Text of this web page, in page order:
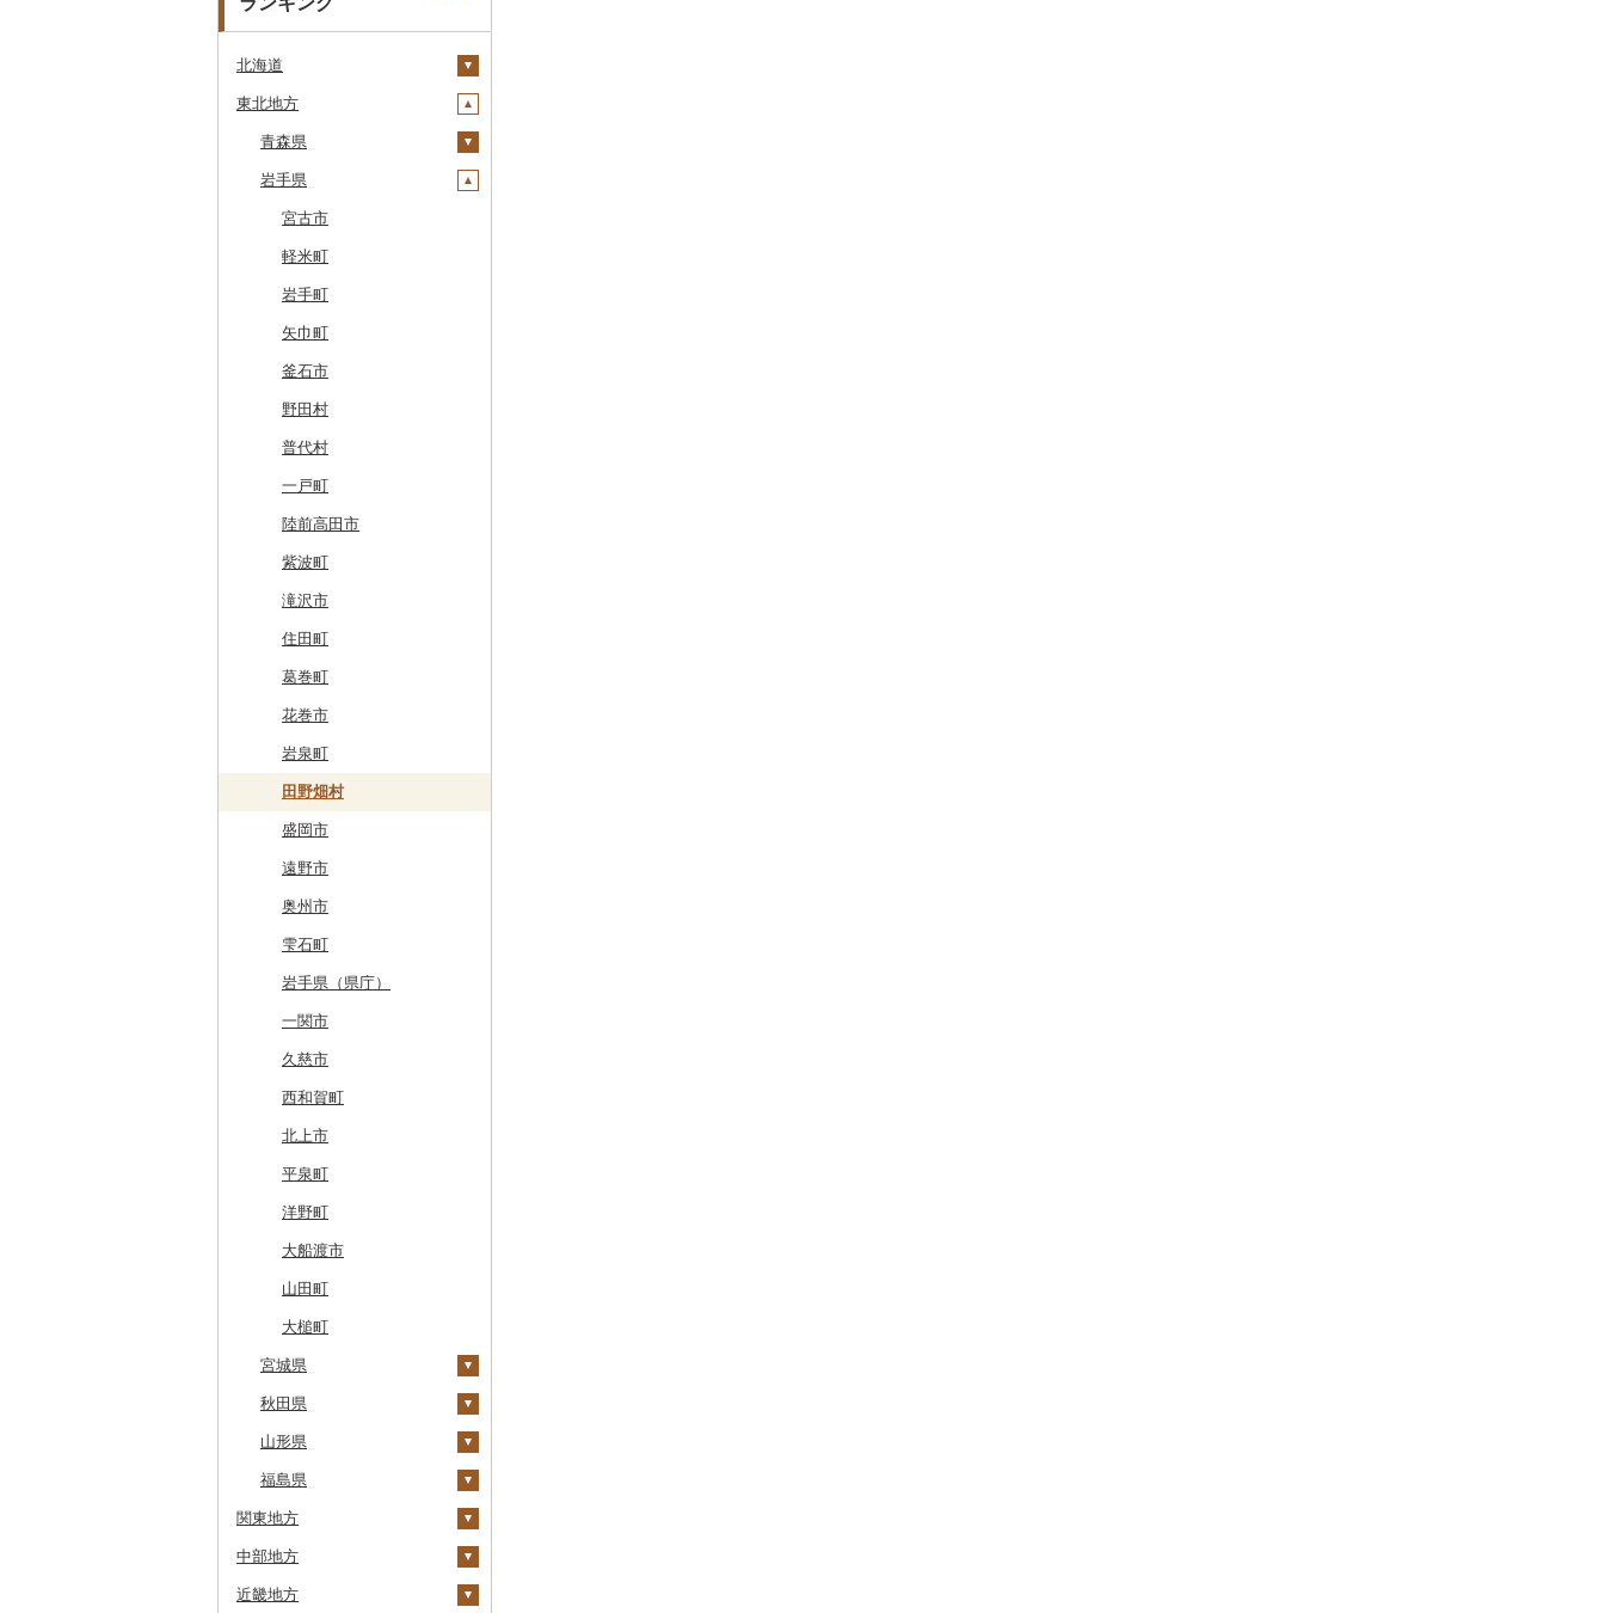
北海道
安平町
八雲町
鹿部町
江差町
白老町
せたな町
旭川市
森町
稚内市
標津町
清里町
北斗市
留萌市
白糠町
釧路町
名寄市
美唄市
厚岸町
南富良野町
上富良野町
和寒町
紋別市
乙部町
根室市
三笠市
東川町
厚真町
奥尻町
網走市
浦河町
広尾町
中札内村
滝川市
比布町
鶴居村
釧路市
苫前町
当別町
占冠村
上士幌町
東北地方
青森県
十和田市
大鰐町
南部町
五戸町
藤崎町
六ヶ所村
東北町
三戸町
東通村
黒石市
おいらせ町
鶴田町
階上町
深浦町
青森市
田子町
新郷村
横浜町
野辺地町
佐井村
六戸町
五所川原市
平川市
蓬田村
中泊町
外ヶ浜町
つがる市
弘前市
鰺ヶ沢町
むつ市
田舎館村
青森県（県庁）
三沢市
西目屋村
岩手県
宮古市
軽米町
岩手町
矢巾町
釜石市
野田村
普代村
一戸町
陸前高田市
紫波町
滝沢市
住田町
葛巻町
花巻市
岩泉町
田野畑村
盛岡市
遠野市
奥州市
雫石町
岩手県（県庁）
一関市
久慈市
西和賀町
北上市
平泉町
洋野町
大船渡市
山田町
大槌町
宮城県
柴田町
色麻町
丸森町
大衡村
加美町
利府町
秋田県
大潟村
横手市
能代市
小坂町
仙北市
山形県
村山市
尾花沢市
上山市
河北町
福島県
天栄村
広野町
鏡石町
関東地方
茨城県
土浦市
栃木県
中部地方
新潟県
近畿地方